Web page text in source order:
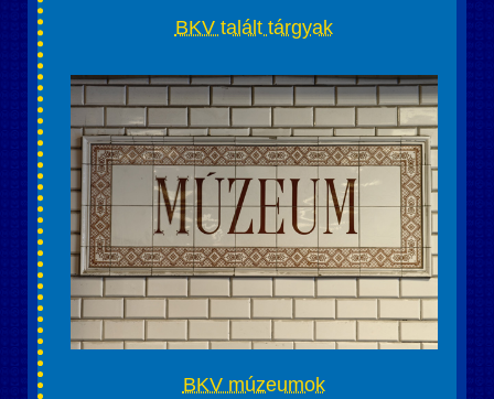
BKV talált tárgyak
BKV múzeumok